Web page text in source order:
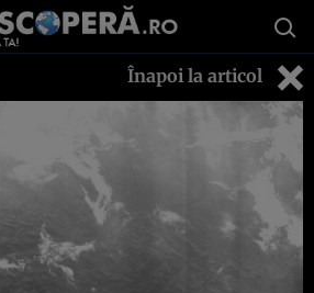
Înapoi la articol